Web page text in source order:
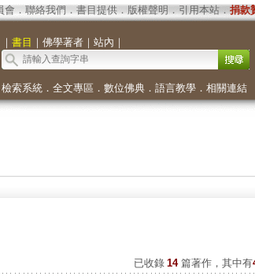
會． 聯絡我們 ． 書目提供． 版權聲明 ． 引用本站． 捐款
｜ 書目 ｜ 佛學著者｜ 站內 ｜
檢索系統． 全文專區 ． 數位佛典． 語言教學． 相關連結
已收錄 14 篇著作，其中有